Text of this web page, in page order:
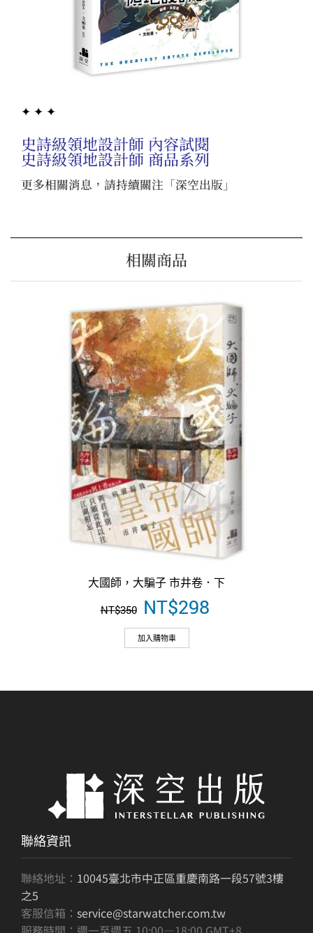
✦ ✦ ✦
史詩級領地設計師 內容試閱
史詩級領地設計師 商品系列
更多相關消息，請持續關注「深空出版 」
相關商品
大國師，大騙子 市井卷．下
NT$350 原
始
價
格：
NT$298
加入購物車
聯絡資訊
聯絡地址： 10045臺北市中正區重慶南路一段57號3樓
之5
客服信箱： service@starwatcher.com.tw